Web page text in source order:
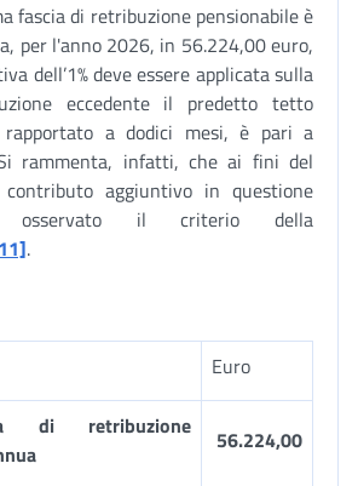
fascia di retribuzione pensionabile è
per l'anno 2026, in 56.224,00 euro,
dell’1% deve essere applicata sulla
eccedente il predetto tetto
a dodici mesi, è pari a
rammenta, infatti, che ai fini del
aggiuntivo in questione
osservato il criterio della
.
Euro
di retribuzione
56.224,00